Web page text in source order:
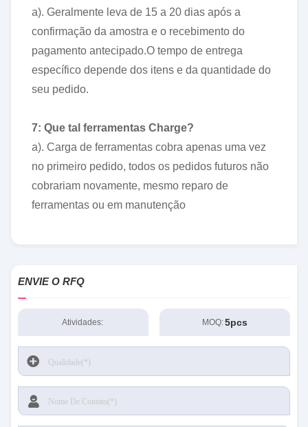
a). Geralmente leva de 15 a 20 dias após a
confirmação da amostra e o recebimento do
pagamento antecipado.O tempo de entrega
específico depende dos itens e da quantidade do
seu pedido.
7: Que tal ferramentas Charge?
a). Carga de ferramentas cobra apenas uma vez
no primeiro pedido, todos os pedidos futuros não
cobrariam novamente, mesmo reparo de
ferramentas ou em manutenção
ENVIE O RFQ
Atividades: MOQ:5pcs